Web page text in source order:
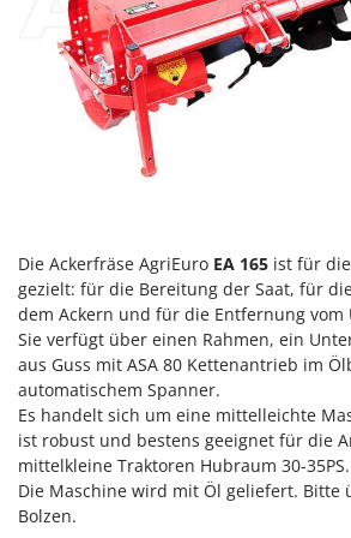
Heckenscheren
Heißluftfritteusen
Heizkanonen und Elektroheizer
Hochdruckreiniger
Hochgrasmäher
Hubwagen
K
Kabelpflüge für die Drainage
Kartoffellegemaschine für
Kartoffelroder für Traktoren
Kehrmaschinen
Kettensägen
Kippbare Heckschaufeln für
Comet
Cresco
Cruccolini
CTEK
Deca
DeWalt
Di Martino
Diavola Pro
Diesse
Docma
Dominion
Dreame
Die Ackerfräse AgriEuro EA 165 ist für
gezielt: für die Bereitung der Saat, für
dem Ackern und für die Entfernung vom
Sie verfügt über einen Rahmen, ein
aus Guss mit ASA 80 Kettenantrieb im
automatischem Spanner.
Es handelt sich um eine mittelleichte
ist robust und bestens geeignet für die
mittelkleine Traktoren Hubraum 30-35PS.
Die Maschine wird mit Öl geliefert. Bitte
Bolzen.